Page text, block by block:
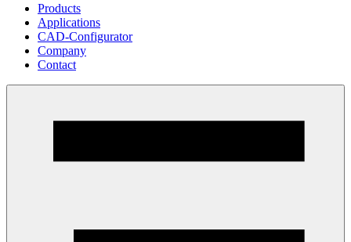
Products
Applications
CAD-Configurator
Company
Contact